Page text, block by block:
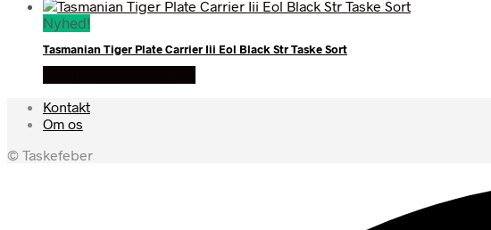
Nyhed!
Tasmanian Tiger Plate Carrier Iii Eol Black Str Taske Sort
Kontakt
Om os
© Taskefeber